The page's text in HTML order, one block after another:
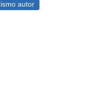
autor